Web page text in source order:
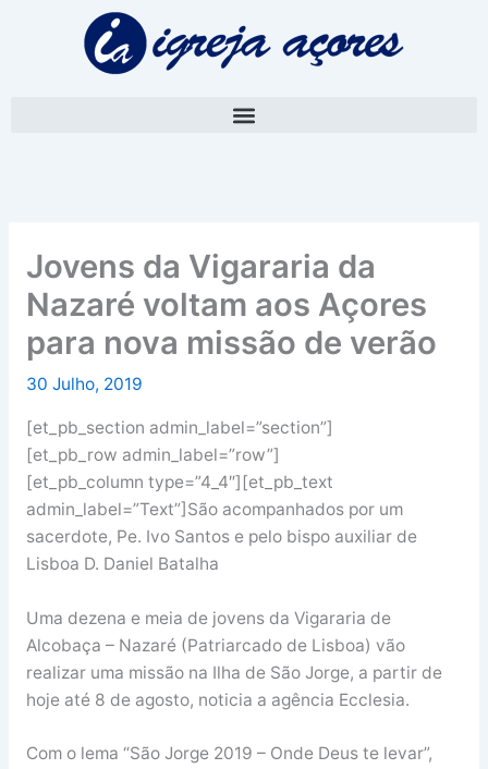
Jovens da Vigararia da
Nazaré voltam aos Açores
para nova missão de verão
30 Julho, 2019
[et_pb_section admin_label=”section”]
[et_pb_row admin_label=”row”]
[et_pb_column type=”4_4″][et_pb_text
admin_label=”Text”]São acompanhados por um
sacerdote, Pe. Ivo Santos e pelo bispo auxiliar de
Lisboa D. Daniel Batalha
Uma dezena e meia de jovens da Vigararia de
Alcobaça – Nazaré (Patriarcado de Lisboa) vão
realizar uma missão na Ilha de São Jorge, a partir de
hoje até 8 de agosto, noticia a agência Ecclesia.
Com o lema “São Jorge 2019 – Onde Deus te levar”,